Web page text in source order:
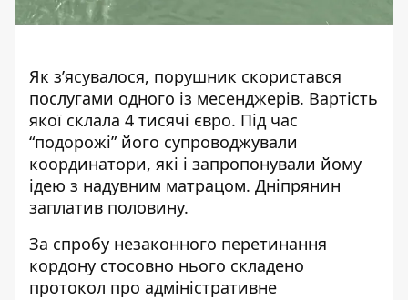
Як з’ясувалося, порушник скористався
послугами одного із месенджерів. Вартість
якої склала 4 тисячі євро. Під час
“подорожі” його супроводжували
координатори, які і запропонували йому
ідею з надувним матрацом. Дніпрянин
заплатив половину.
За спробу незаконного перетинання
кордону стосовно нього складено
протокол про адміністративне